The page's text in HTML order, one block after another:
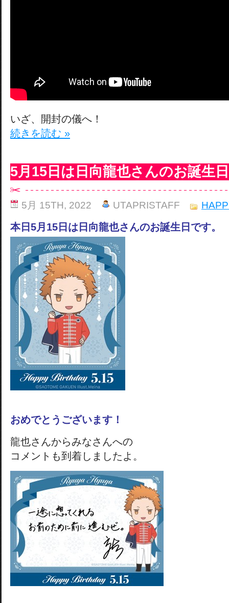
いざ、開封の儀へ！
続きを読む »
5月15日は日向龍也さんのお誕生
5月 15TH, 2022 UTAPRISTAFF
本日5月15日は日向龍也さんのお誕生日です。
おめでとうございます！
龍也さんからみなさんへの
コメントも到着しましたよ。